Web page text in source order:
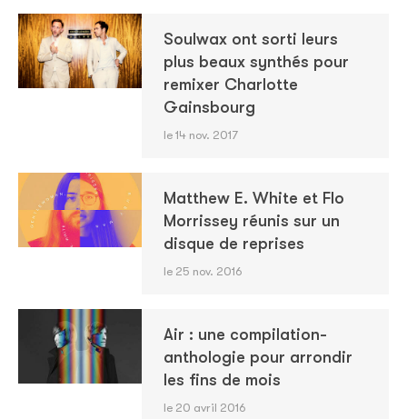
Soulwax ont sorti leurs
plus beaux synthés pour
remixer Charlotte
Gainsbourg
le 14 nov. 2017
Matthew E. White et Flo
Morrissey réunis sur un
disque de reprises
le 25 nov. 2016
Air : une compilation-
anthologie pour arrondir
les fins de mois
le 20 avril 2016